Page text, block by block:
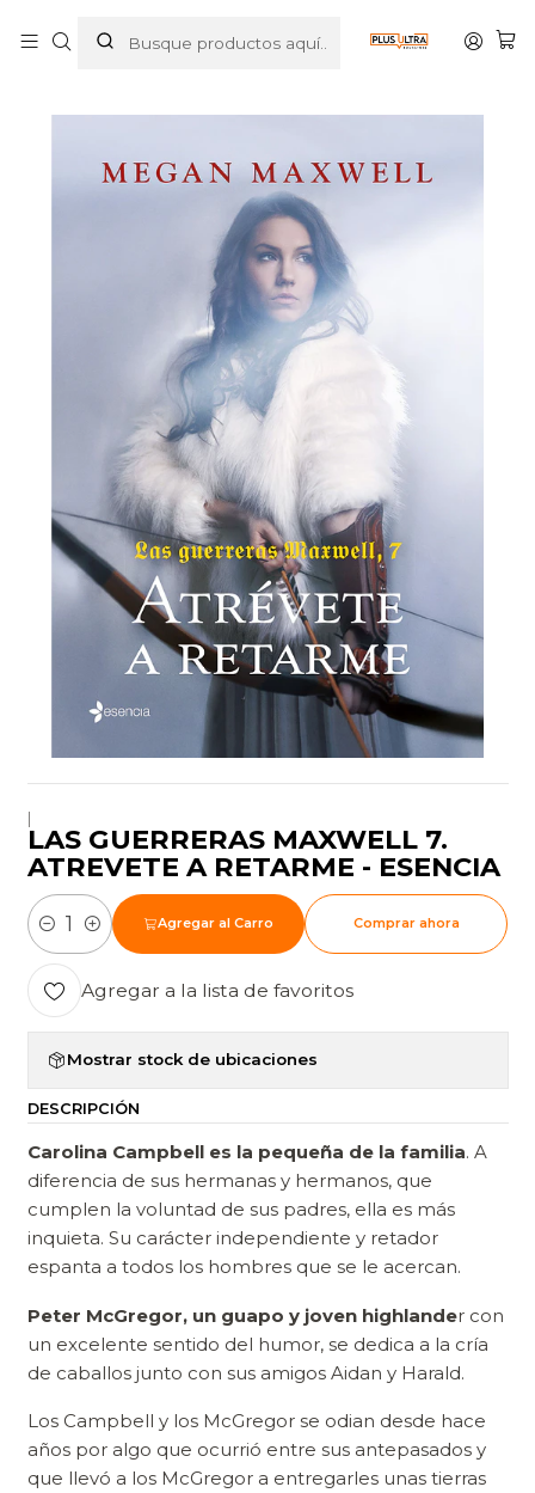
LAS GUERRERAS MAXWELL 7. ATREVETE A RETARME -
ESENCIA
|
LAS GUERRERAS MAXWELL 7.
ATREVETE A RETARME - ESENCIA
Cantidad
Agregar al Carro Comprar ahora
Agregar a la lista de favoritos
Mostrar stock de ubicaciones
DESCRIPCIÓN
Carolina Campbell es la pequeña de la familia. A
diferencia de sus hermanas y hermanos, que
cumplen la voluntad de sus padres, ella es más
inquieta. Su carácter independiente y retador
espanta a todos los hombres que se le acercan.
Peter McGregor, un guapo y joven highlander con
un excelente sentido del humor, se dedica a la cría
de caballos junto con sus amigos Aidan y Harald.
Los Campbell y los McGregor se odian desde hace
años por algo que ocurrió entre sus antepasados y
que llevó a los McGregor a entregarles unas tierras